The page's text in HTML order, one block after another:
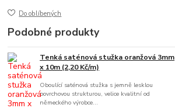
Do oblíbených
Podobné produkty
Tenká saténová stužka oranžová 3mm
x 10m (2,20 Kč/m)
Oboulící saténová stužka s jemně lesklou
povrchovou strukturou, velice kvalitní od
německého výrobce...